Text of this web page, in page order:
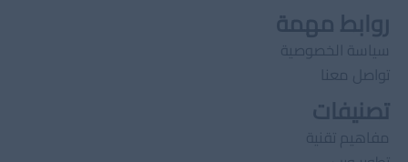
روابط مهمة
سياسة الخصوصية
تواصل معنا
تصنيفات
مفاهيم تقنية